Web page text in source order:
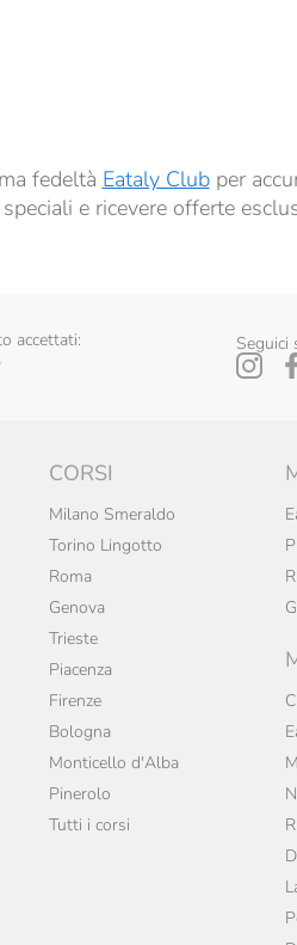
fedeltà Eataly Clubper
speciali e ricevere offerte
accettati: Seguici
CORSI
Milano Smeraldo
Torino Lingotto
Roma
Genova
Trieste
Piacenza
Firenze
Bologna
Monticello d'Alba
Pinerolo
Tutti i corsi